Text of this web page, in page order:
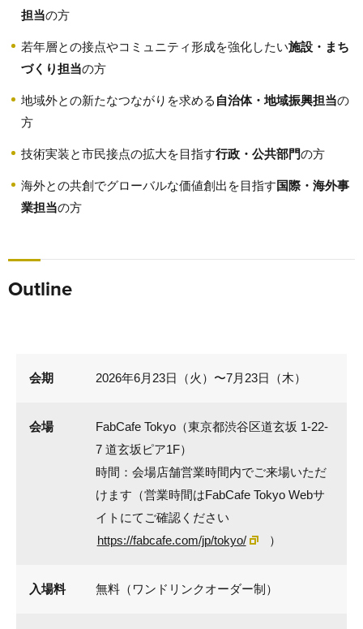
担当の方
若年層との接点やコミュニティ形成を強化したい施設・まち
づくり担当の方
地域外との新たなつながりを求める 自治体・地域振興担当の
方
技術実装と市民接点の拡大を目指す行政・公共部門の方
海外との共創でグローバルな価値創出を目指す国際・海外事
業担当の方
Outline
会期 2026年6月23日（火）〜7月23日（木）
会場
FabCafe Tokyo（東京都渋谷区道玄坂 1-22-
7 道玄坂ピア1F）
時間：会場店舗営業時間内でご来場いただ
けます（営業時間はFabCafe Tokyo Webサ
イトにてご確認ください
https://fabcafe.com/jp/tokyo/
）
入場料 無料（ワンドリンクオーダー制）